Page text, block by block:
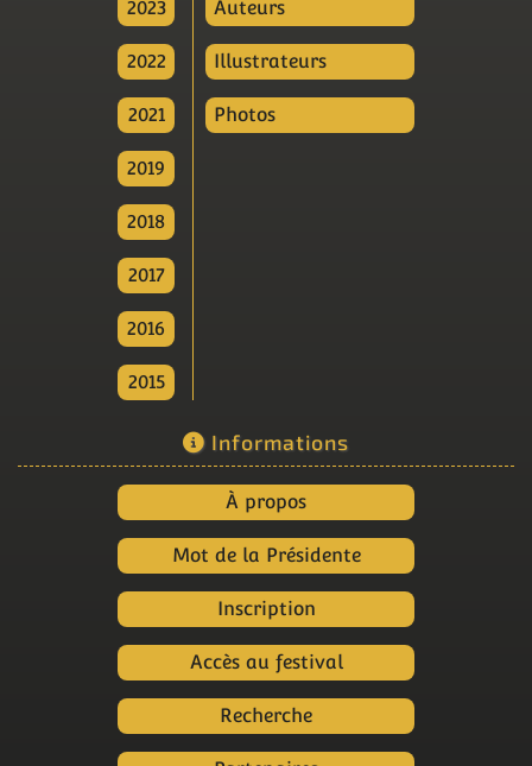
2023
2022
2021
2019
2018
2017
2016
2015
Auteurs
Illustrateurs
Photos
Informations
À propos
Mot de la Présidente
Inscription
Accès au festival
Recherche